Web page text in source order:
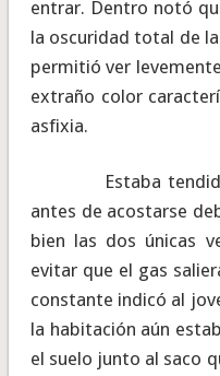
entrar. Dentro notó
la oscuridad total de
permitió ver
extraño color
asfixia.
Estaba tendido
antes de acostarse
bien las dos únicas
evitar que el gas
constante indicó al
la habitación aún
el suelo junto al saco